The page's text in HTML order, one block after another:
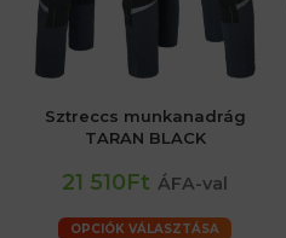
Sztreccs munkanadrág
TARAN BLACK
21 510Ft ÁFA-val
OPCIÓK VÁLASZTÁSA